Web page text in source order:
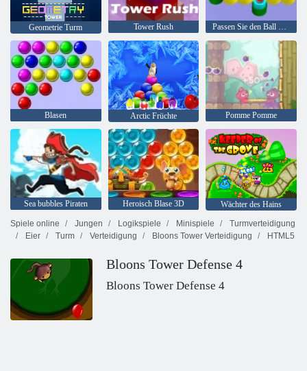
Geometrie Turm Tower Rush Passen Sie den Ball 3D ein
Blasen Arctic Früchte Pomme Pomme
Sea bubbles Piraten Heroisch Blase 3D
Wächter des Hains
Spiele online
Jungen Logikspiele Minispiele
Turmverteidigung
Eier
Turm Verteidigung Bloons Tower Verteidigung HTML5
Bloons Tower Defense 4
Bloons Tower Defense 4